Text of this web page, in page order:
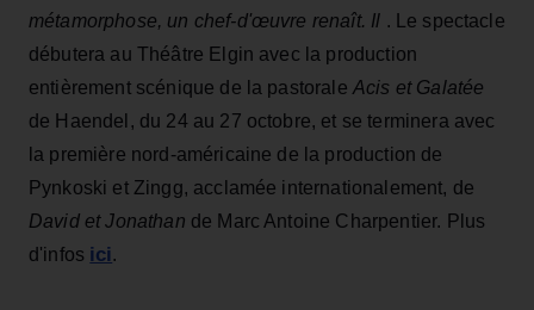
métamorphose, un chef-d'œuvre renaît. Il . Le spectacle
débutera au Théâtre Elgin avec la production
entièrement scénique de la pastorale Acis et Galatée
de Haendel, du 24 au 27 octobre, et se terminera avec
la première nord-américaine de la production de
Pynkoski et Zingg, acclamée internationalement, de
David et Jonathan de Marc Antoine Charpentier. Plus
d'infos ici.